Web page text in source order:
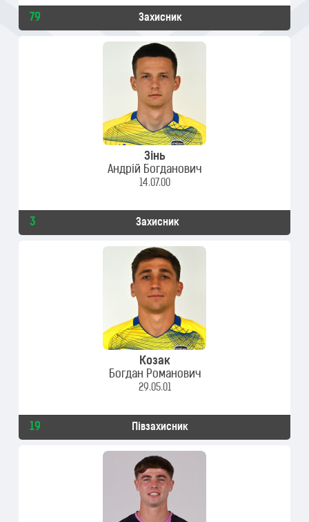
79 Захисник
Зінь
Андрій Богданович
14.07.00
3 Захисник
Козак
Богдан Романович
29.05.01
19 Півзахисник